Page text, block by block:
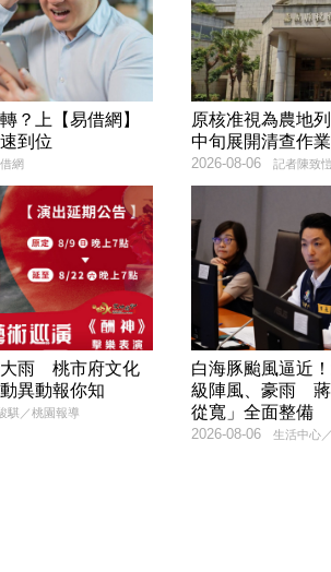
？上【易借網】
到位
網
原核准視為農地
中旬展開清查作業
記者陳致
2026-08-06
大雨 桃市府文化
異動報你知
騏／桃園報導
白海豚颱風逼近
級陣風、豪雨 蔣
從寬」全面整備
生活中心
2026-08-06